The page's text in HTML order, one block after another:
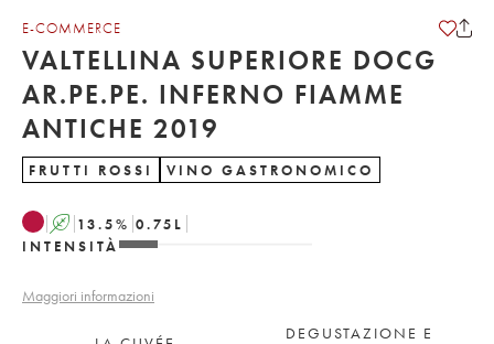
E-COMMERCE
VALTELLINA SUPERIORE DOCG
AR.PE.PE. INFERNO FIAMME
ANTICHE 2019
FRUTTI ROSSI VINO GASTRONOMICO
A 13.5% 0.75 L
INTENSITÀ
Maggiori informazioni
DEGUSTAZIONE E